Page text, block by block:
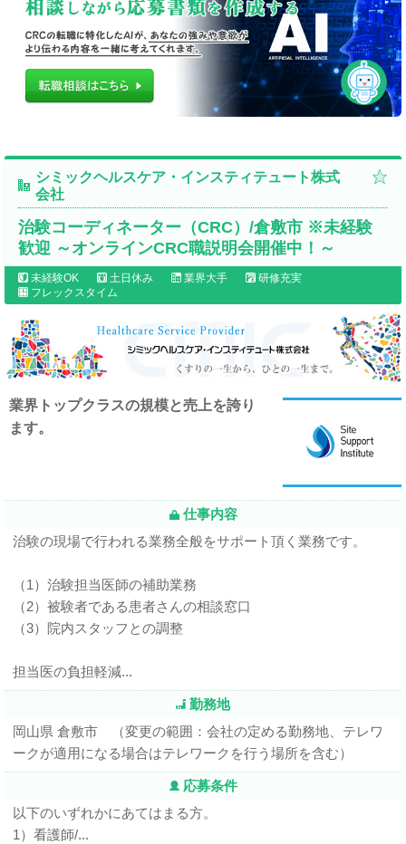
シミックヘルスケア・インスティテュート株式
会社
治験コーディネーター（CRC）/倉敷市 ※未経験
歓迎 ～オンラインCRC職説明会開催中！～
未経験OK 土日休み 業界大手
研修充実
フレックスタイム
業界トップクラスの規模と売上を誇り
ます。
仕事内容
治験の現場で行われる業務全般をサポート頂く業務です。
（1）治験担当医師の補助業務
（2）被験者である患者さんの相談窓口
（3）院内スタッフとの調整
担当医の負担軽減...
勤務地
岡山県 倉敷市 （変更の範囲：会社の定める勤務地、テレワ
ークが適用になる場合はテレワークを行う場所を含む）
応募条件
以下のいずれかにあてはまる方。
1）看護師/...